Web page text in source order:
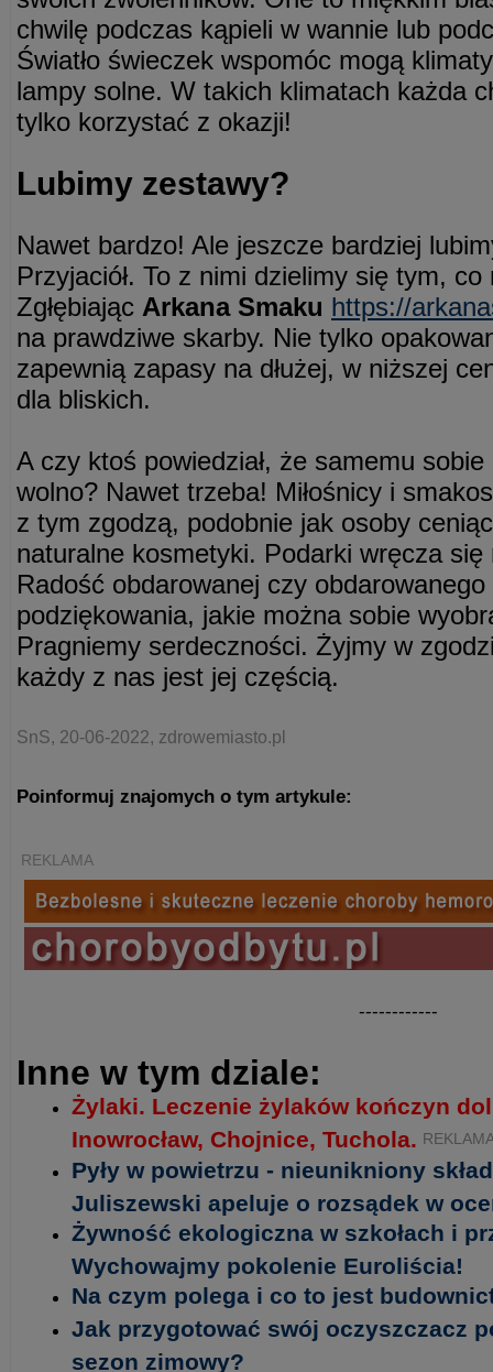
chwilę podczas kąpieli w wannie lub
Światło świeczek wspomóc mogą
lampy solne. W takich klimatach każda
tylko korzystać z okazji!
Lubimy zestawy?
Nawet bardzo! Ale jeszcze bardziej
Przyjaciół. To z nimi dzielimy się tym,
Zgłębiając Arkana Smaku https://
na prawdziwe skarby. Nie tylko
zapewnią zapasy na dłużej, w niższej
dla bliskich.
A czy ktoś powiedział, że samemu
wolno? Nawet trzeba! Miłośnicy i
z tym zgodzą, podobnie jak osoby
naturalne kosmetyki. Podarki wręcza
Radość obdarowanej czy
podziękowania, jakie można sobie
Pragniemy serdeczności. Żyjmy w
każdy z nas jest jej częścią.
SnS, 20-06-2022, zdrowemiasto.pl
Poinformuj znajomych o tym artykule:
REKLAMA
------------
Inne w tym dziale:
Żylaki. Leczenie żylaków kończyn
Inowrocław, Chojnice, Tuchola.
Pyły w powietrzu - nieunikniony
Juliszewski apeluje o rozsądek w
Żywność ekologiczna w szkołach i
Wychowajmy pokolenie Euroliścia!
Na czym polega i co to jest
Jak przygotować swój oczyszczacz
sezon zimowy?